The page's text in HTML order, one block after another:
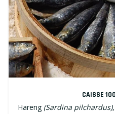
CAISSE
Hareng (Sardina pilchardus)